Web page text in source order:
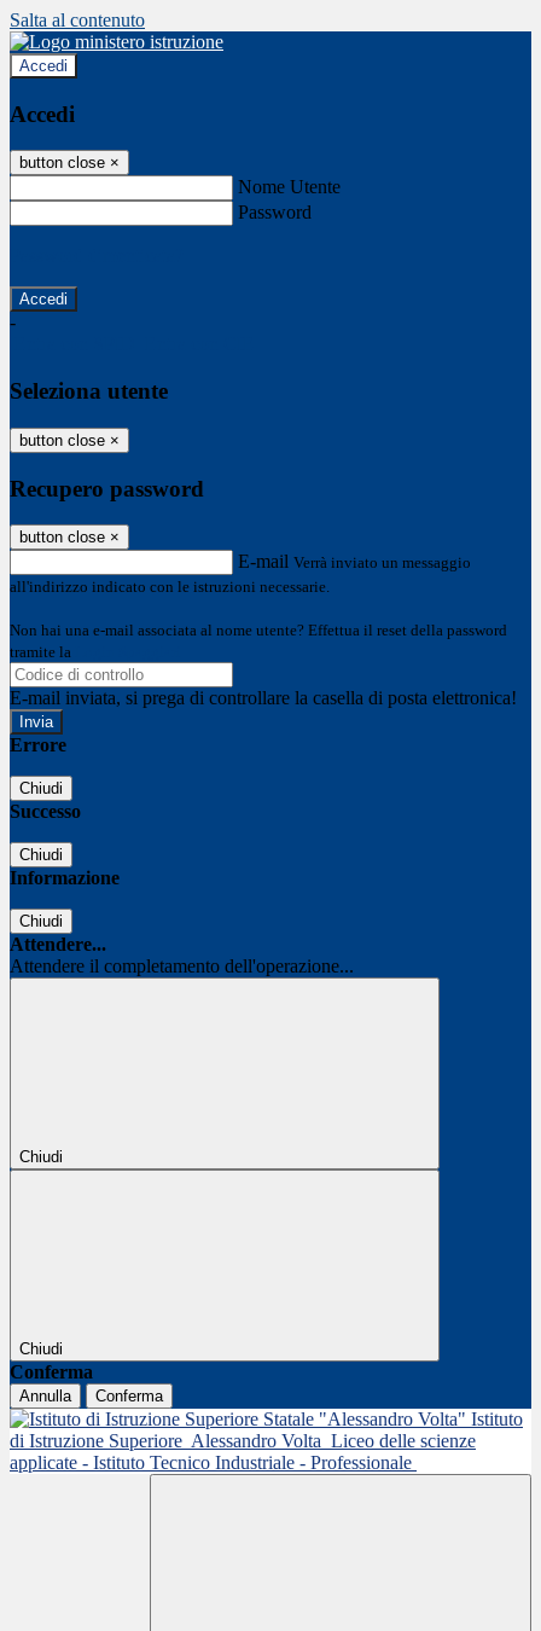
Salta al contenuto
Accedi
Accedi
button close ×
Nome Utente
Password
-
Seleziona utente
button close ×
Recupero password
button close ×
E-mail Verrà inviato un messaggio
all'indirizzo indicato con le istruzioni necessarie.
Non hai una e-mail associata al nome utente? Effettua il reset della password
tramite la
E-mail inviata, si prega di controllare la casella di posta elettronica!
Errore
Chiudi
Successo
Chiudi
Informazione
Chiudi
Attendere...
Attendere il completamento dell'operazione...
Chiudi
Chiudi
Conferma
Annulla Conferma
Istituto
di Istruzione Superiore Alessandro Volta Liceo delle scienze
applicate - Istituto Tecnico Industriale - Professionale